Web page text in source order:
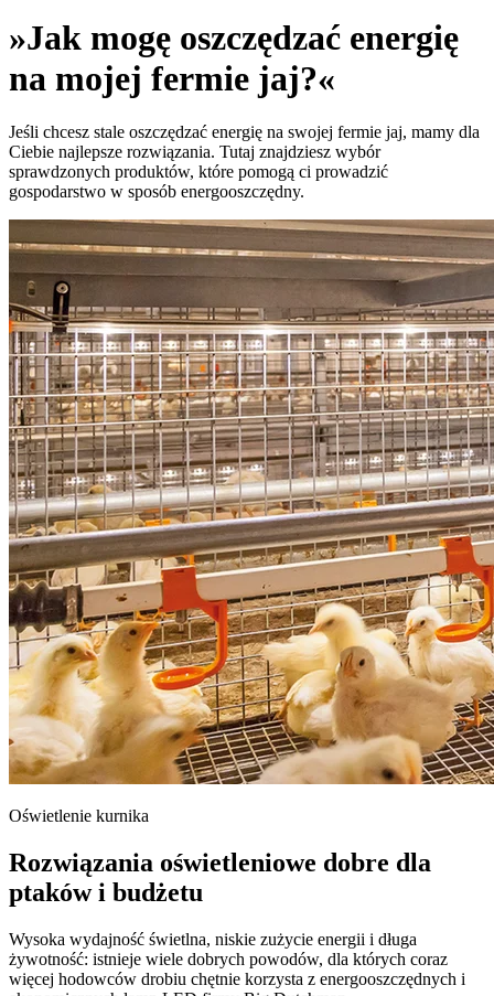
»Jak mogę oszczędzać energię
na mojej fermie jaj?«
Jeśli chcesz stale oszczędzać energię na swojej fermie jaj, mamy dla
Ciebie najlepsze rozwiązania. Tutaj znajdziesz wybór
sprawdzonych produktów, które pomogą ci prowadzić
gospodarstwo w sposób energooszczędny.
Oświetlenie kurnika
Rozwiązania oświetleniowe dobre dla
ptaków i budżetu
Wysoka wydajność świetlna, niskie zużycie energii i długa
żywotność: istnieje wiele dobrych powodów, dla których coraz
więcej hodowców drobiu chętnie korzysta z energooszczędnych i